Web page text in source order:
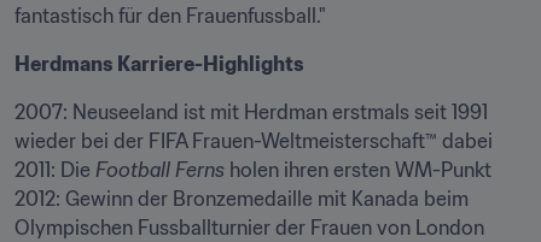
fantastisch für den Frauenfussball."
Herdmans Karriere-Highlights
2007: Neuseeland ist mit Herdman erstmals seit 1991
wieder bei der FIFA Frauen-Weltmeisterschaft™ dabei
2011: Die Football Ferns holen ihren ersten WM-Punkt
2012: Gewinn der Bronzemedaille mit Kanada beim
Olympischen Fussballturnier der Frauen von London